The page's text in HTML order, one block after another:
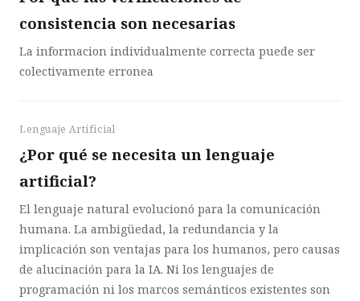
consistencia son necesarias
La informacion individualmente correcta puede ser
colectivamente erronea
Lenguaje Artificial
¿Por qué se necesita un lenguaje
artificial?
El lenguaje natural evolucionó para la comunicación
humana. La ambigüedad, la redundancia y la
implicación son ventajas para los humanos, pero causas
de alucinación para la IA. Ni los lenguajes de
programación ni los marcos semánticos existentes son